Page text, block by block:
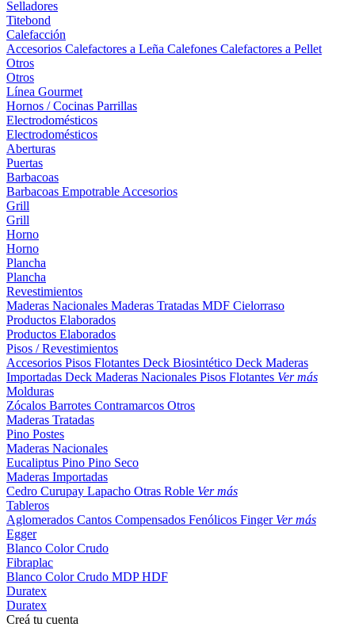
Selladores
Titebond
Calefacción
Accesorios Calefactores a Leña Calefones Calefactores a Pellet
Otros
Otros
Línea Gourmet
Hornos / Cocinas Parrillas
Electrodomésticos
Electrodomésticos
Aberturas
Puertas
Barbacoas
Barbacoas Empotrable Accesorios
Grill
Grill
Horno
Horno
Plancha
Plancha
Revestimientos
Maderas Nacionales Maderas Tratadas MDF Cielorraso
Productos Elaborados
Productos Elaborados
Pisos / Revestimientos
Accesorios Pisos Flotantes Deck Biosintético Deck Maderas
Importadas Deck Maderas Nacionales Pisos Flotantes Ver más
Molduras
Zócalos Barrotes Contramarcos Otros
Maderas Tratadas
Pino Postes
Maderas Nacionales
Eucaliptus Pino Pino Seco
Maderas Importadas
Cedro Curupay Lapacho Otras Roble Ver más
Tableros
Aglomerados Cantos Compensados Fenólicos Finger Ver más
Egger
Blanco ColorCrudo
Fibraplac
Blanco ColorCrudo MDPHDF
Duratex
Duratex
Creá tu cuenta